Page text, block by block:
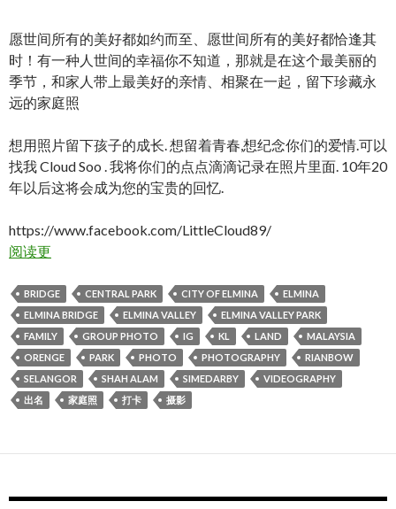
愿世间所有的美好都如约而至、愿世间所有的美好都恰逢其
时！有一种人世间的幸福你不知道，那就是在这个最美丽的
季节，和家人带上最美好的亲情、相聚在一起，留下珍藏永
远的家庭照
想用照片留下孩子的成长. 想留着青春,想纪念你们的爱情.可以
找我 Cloud Soo . 我将你们的点点滴滴记录在照片里面. 10年20
年以后这将会成为您的宝贵的回忆.
https://www.facebook.com/LittleCloud89/
阅读更
BRIDGE CENTRAL PARK CITY OF ELMINA
ELMINA
ELMINA BRIDGE
ELMINA VALLEY
ELMINA VALLEY PARK
FAMILY
GROUP PHOTO IG KL LAND
MALAYSIA
ORENGE
PARK PHOTO PHOTOGRAPHY
RIANBOW
SELANGOR
SHAH ALAM SIMEDARBY
VIDEOGRAPHY
出名
家庭照 打卡 摄影